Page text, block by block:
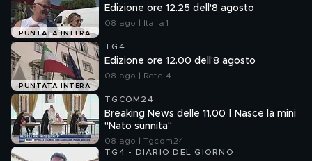
PUNTATA INTERA
Edizione ore 12.25 dell'8 agosto
08 ago | Italia 1
PUNTATA INTERA
TG4
Edizione ore 12.00 dell'8 agosto
08 ago | Rete 4
TGCOM24
Breaking News delle 11.00 | Nasce la mini
"Nato sunnita"
08 ago | Tgcom24
TG4 - DIARIO DEL GIORNO